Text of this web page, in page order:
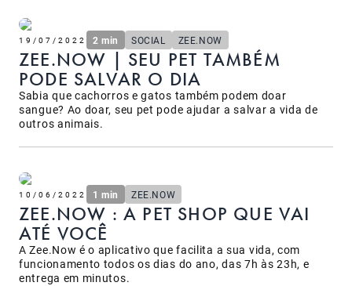
19/07/2022 2 min SOCIAL ZEE.NOW
ZEE.NOW | SEU PET TAMBÉM
PODE SALVAR O DIA
Sabia que cachorros e gatos também podem doar
sangue? Ao doar, seu pet pode ajudar a salvar a vida de
outros animais.
10/06/2022 1 min ZEE.NOW
ZEE.NOW : A PET SHOP QUE VAI
ATÉ VOCÊ
A Zee.Now é o aplicativo que facilita a sua vida, com
funcionamento todos os dias do ano, das 7h às 23h, e
entrega em minutos.